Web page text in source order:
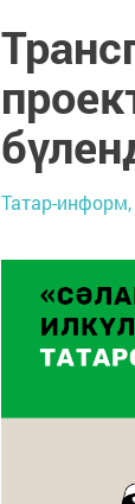
Татар-информ,